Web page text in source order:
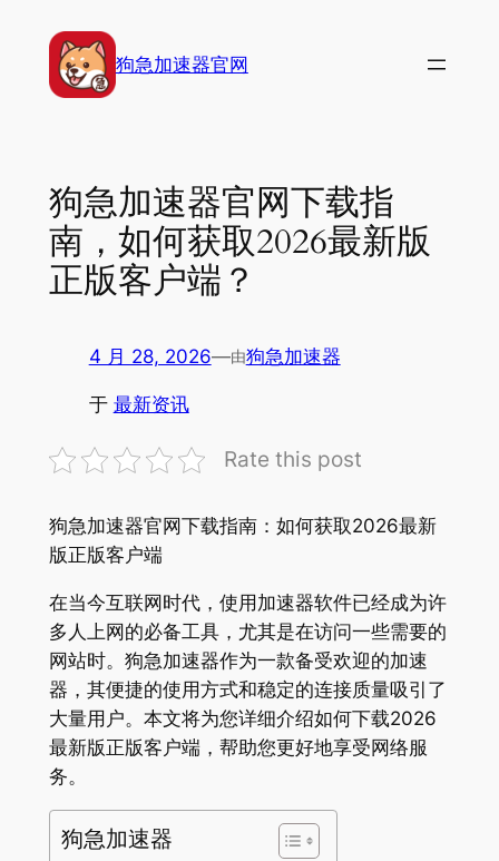
狗急加速器官网
狗急加速器官网下载指
南，如何获取2026最新版
正版客户端？
4 月 28, 2026—由狗急加速器
于 最新资讯
Rate this post
狗急加速器官网下载指南：如何获取2026最新
版正版客户端
在当今互联网时代，使用加速器软件已经成为许
多人上网的必备工具，尤其是在访问一些需要的
网站时。狗急加速器作为一款备受欢迎的加速
器，其便捷的使用方式和稳定的连接质量吸引了
大量用户。本文将为您详细介绍如何下载2026
最新版正版客户端，帮助您更好地享受网络服
务。
狗急加速器